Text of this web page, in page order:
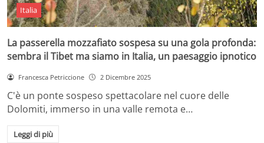
Italia
La passerella mozzafiato sospesa su una gola profonda:
sembra il Tibet ma siamo in Italia, un paesaggio ipnotico
Francesca Petriccione 2 Dicembre 2025
C'è un ponte sospeso spettacolare nel cuore delle
Dolomiti, immerso in una valle remota e…
Leggi di più